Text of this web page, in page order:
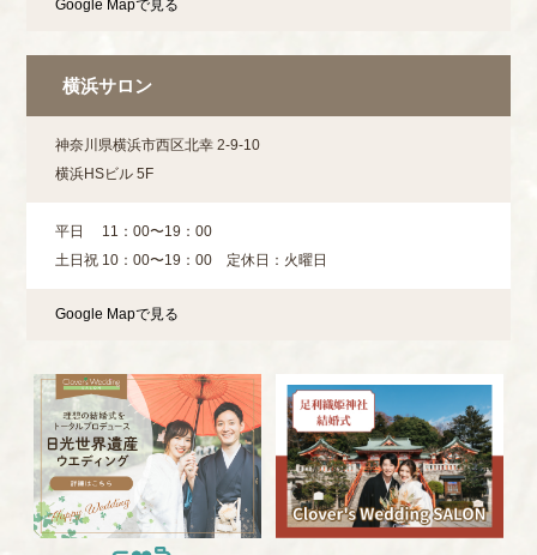
Google Mapで見る
横浜サロン
神奈川県横浜市西区北幸 2-9-10
横浜HSビル 5F
平日 11：00〜19：00
土日祝 10：00⁨⁩⁨⁩〜19：00 定休日：火曜日
Google Mapで見る